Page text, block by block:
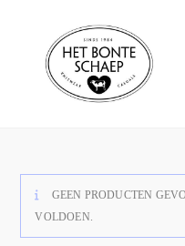
GEEN PRODUCTEN
VOLDOEN.